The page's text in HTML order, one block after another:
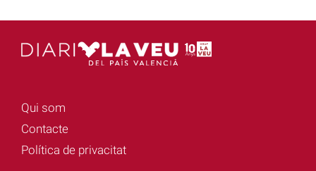
Qui som
Contacte
Política de privacitat